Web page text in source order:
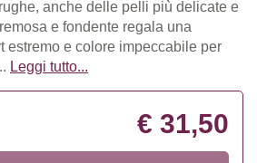
anche delle pelli più delicate e
e fondente regala una
estremo e colore impeccabile per
Leggi tutto...
€ 31,50